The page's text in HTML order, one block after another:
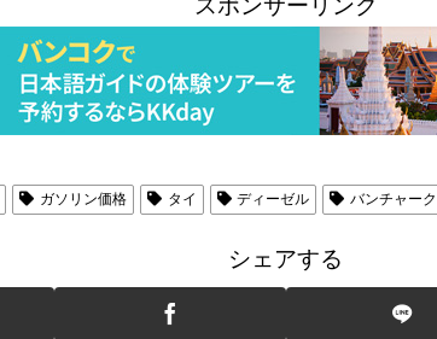
スポンサーリンク
ガソリン価格 タイ ディーゼル バンチャーク
シェアする